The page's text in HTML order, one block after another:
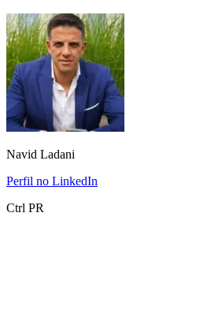
Navid Ladani
Perfil no LinkedIn
Ctrl PR